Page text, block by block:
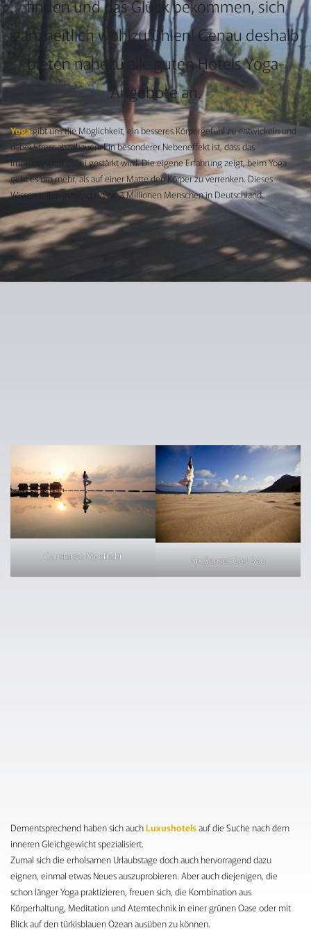
finden und das Glück bekommen, sich
ganzheitlich wohlzufühlen! Genau deshalb
bieten nahezu alle guten Hotels Yoga-
Angebote an.
Yogagibt uns die Möglichkeit, ein besseres Körpergefühl zu entwickeln und
dabei Stress abzubauen. Ein besonderer Nebeneffekt ist, dass das
Immunsystem dabei gestärkt wird. Die eigene Erfahrung zeigt, beim Yoga
geht es um mehr, als auf einer Matte den Körper zu verrenken. Dieses
Wissen teilen inzwischen ca. 3 Millionen Menschen in Deutschland.
Constance Moofushi Six Senses Con Dao
Dementsprechend haben sich auchLuxushotelsauf die Suche nach dem
inneren Gleichgewicht spezialisiert.
Zumal sich die erholsamen Urlaubstage doch auch hervorragend dazu
eignen, einmal etwas Neues auszuprobieren. Aber auch diejenigen, die
schon länger Yoga praktizieren, freuen sich, die Kombination aus
Körperhaltung, Meditation und Atemtechnik in einer grünen Oase oder mit
Blick auf den türkisblauen Ozean ausüben zu können.